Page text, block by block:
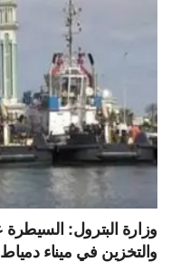
وزارة البترول: السيطرة
والتخزين في ميناء